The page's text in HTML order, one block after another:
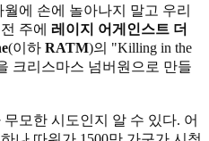
에 손에 놀아나지 말고 우리
주에 레이지 어게인스트 더
(이하 RATM)의 "Killing in the
크리스마스 넘버원으로 만들
모한 시도인지 알 수 있다. 어